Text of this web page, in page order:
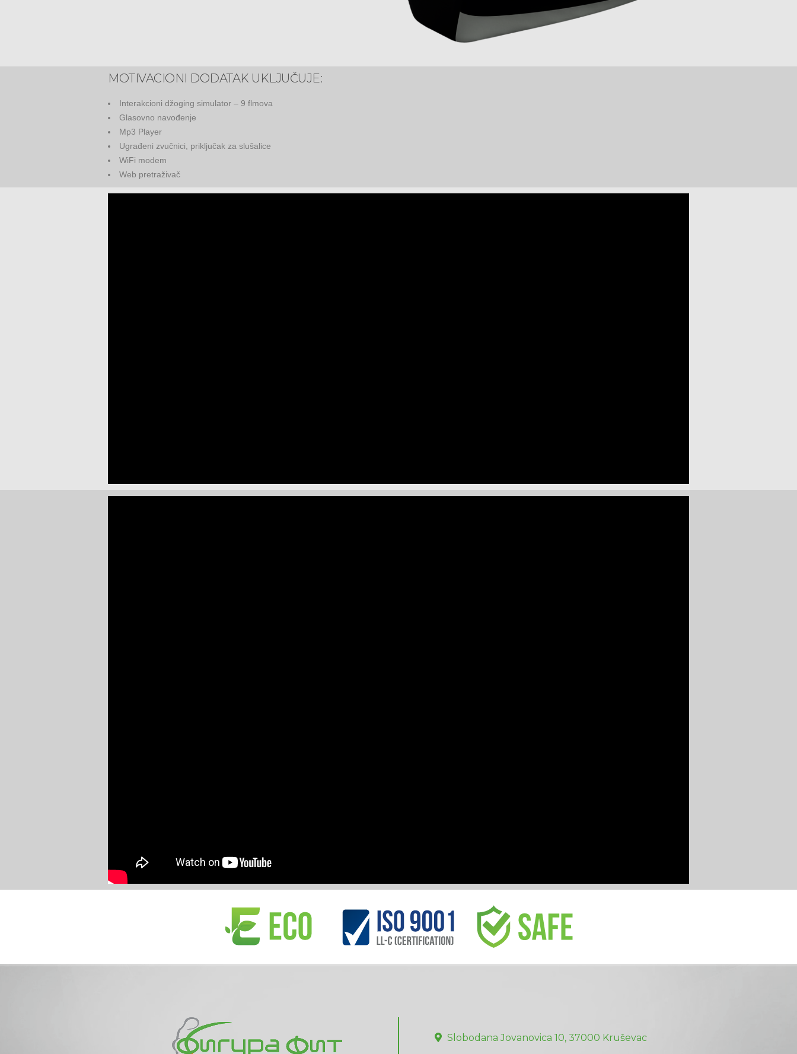
MOTIVACIONI DODATAK UKLJUČUJE:
Interakcioni džoging simulator – 9 flmova
Glasovno navođenje
Mp3 Player
Ugrađeni zvučnici, priključak za slušalice
WiFi modem
Web pretraživač
Slobodana Jovanovica 10, 37000 Kruševac